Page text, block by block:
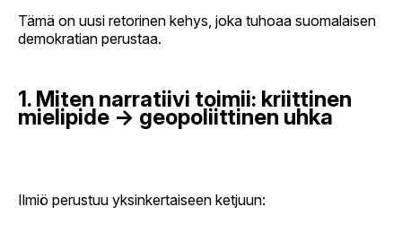
Tämä on uusi retorinen kehys, joka tuhoaa suomalaisen
demokratian perustaa.
1. Miten narratiivi toimii: kriittinen
mielipide → geopoliittinen uhka
Ilmiö perustuu yksinkertaiseen ketjuun: